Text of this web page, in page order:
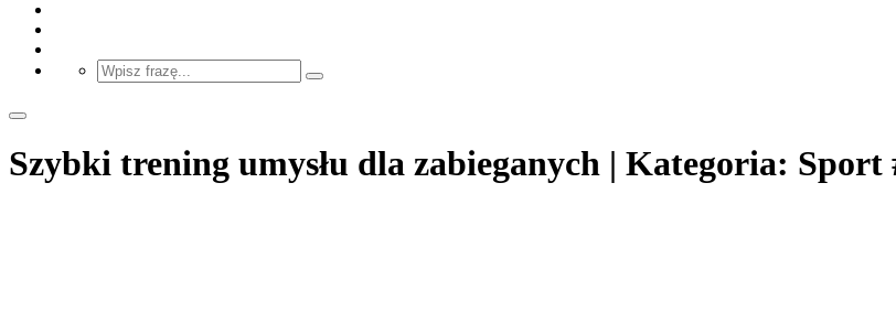
Szybki trening umysłu dla zabieganych | Kategoria: Sport